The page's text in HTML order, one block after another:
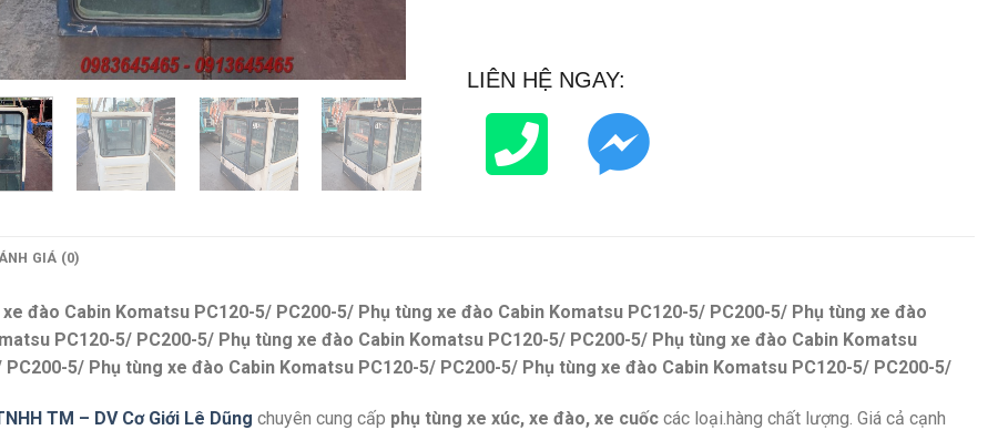
LIÊN HỆ NGAY:
GIÁ (0)
xe đào Cabin Komatsu PC120-5/ PC200-5/ Phụ tùng xe đào Cabin Komatsu PC120-5/ PC200-5/ Phụ tùng xe đào
PC120-5/ PC200-5/ Phụ tùng xe đào Cabin Komatsu PC120-5/ PC200-5/ Phụ tùng xe đào Cabin Komatsu
PC200-5/ Phụ tùng xe đào Cabin Komatsu PC120-5/ PC200-5/ Phụ tùng xe đào Cabin Komatsu PC120-5/ PC200-5/
TM – DV Cơ Giới Lê Dũng chuyên cung cấp phụ tùng xe xúc, xe đào, xe cuốc các loại.hàng chất lượng. Giá cả cạnh